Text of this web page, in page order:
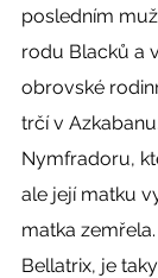
posledním
rodu Blacků a
obrovské
trčí v
Nymfradoru,
ale její matku
matka
Bellatrix, je